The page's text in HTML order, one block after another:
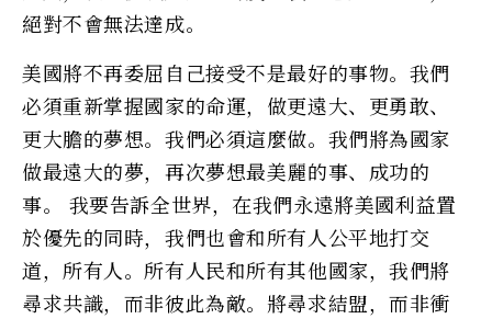
絕對不會無法達成。
美國將不再委屈自己接受不是最好的事物。我們
必須重新掌握國家的命運，做更遠大、更勇敢、
更大膽的夢想。我們必須這麼做。我們將為國家
做最遠大的夢，再次夢想最美麗的事、成功的
事。 我要告訴全世界，在我們永遠將美國利益置
於優先的同時，我們也會和所有人公平地打交
道，所有人。所有人民和所有其他國家，我們將
尋求共識，而非彼此為敵。將尋求結盟，而非衝